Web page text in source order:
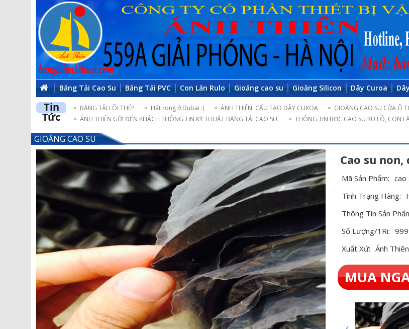
Băng Tải Cao Su Băng Tải PVC Con Lăn Rulo Gioăng cao su Gioăng Silicon Dây Curoa
Tin
Tức
BĂNG TẢI LÕI THÉP Hát rong ở Dubai :( ÁNH THIÊN: CẤU TẠO DÂY CUROA GIOĂNG CAO SU CỬA Ô
ÁNH THIÊN GỬI ĐẾN KHÁCH THÔNG TIN KỸ THUẬT BĂNG TẢI CAO SU:
THÔNG TIN BỌC CAO SU RU LÔ, CON
GIOĂNG CAO SU
Cao su
Mã Sản Phẩm: cao
Tình Trạng Hàng:
Thông Tin Sản
Số Lượng/1Ri:
Xuất Xứ: Ánh
MUA